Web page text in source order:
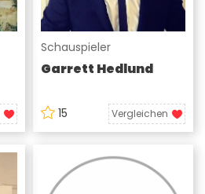
Schauspieler
Garrett Hedlund
15 Vergleichen